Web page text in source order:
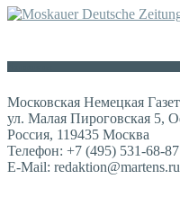
Московская Немецкая
ул. Малая Пироговская 5,
Россия, 119435 Москва
Телефон: +7 (495) 531-68-87
E-Mail: redaktion@martens.ru